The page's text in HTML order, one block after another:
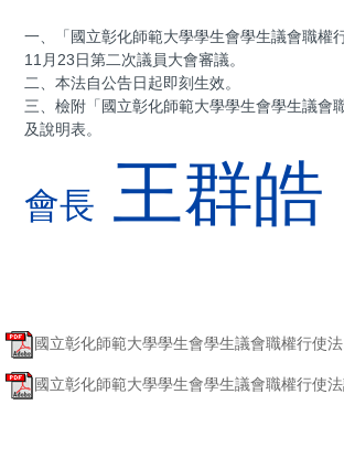
一、「國立彰化師範大學學生會學生議會職權
11月23日第二次議員大會審議。
二、本法自公告日起即刻生效。
三、檢附「國立彰化師範大學學生會學生議會
及說明表。
會長 王群皓
國立彰化師範大學學生會學生議會職權行使
國立彰化師範大學學生會學生議會職權行使